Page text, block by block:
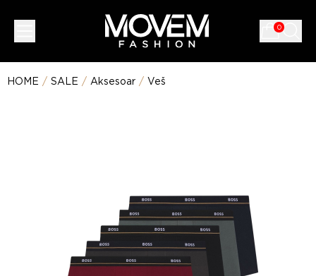
0
HOME / SALE / Aksesoar / Veš